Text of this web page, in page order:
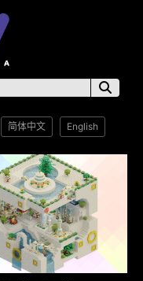
简体中文 English